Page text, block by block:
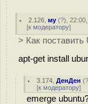
2.126 ,му (?),
[к модератору]
> Как поставить
apt-get install
3.174 ,ДенДен (
[к модератору]
emerge